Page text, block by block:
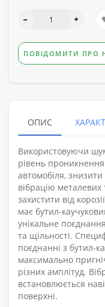
ПОВІДОМИТИ ПРО
ОПИС
Використовуючи
рівень проникнення
автомобіля,
вібрацію
захистити від
має бутил-
унікальне
та щільності.
поєднанні з бутил-
максимально
різних амплітуд.
встановлюється
поверхні.